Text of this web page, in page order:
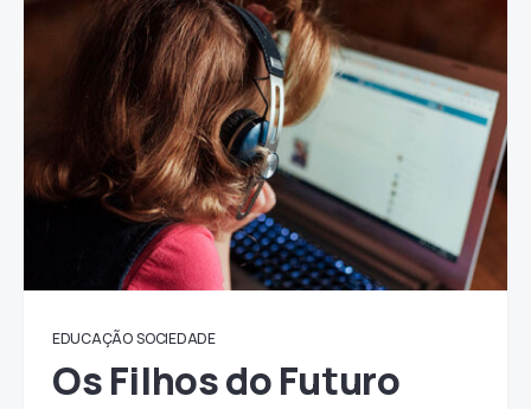
EDUCAÇÃO SOCIEDADE
Os Filhos do Futuro